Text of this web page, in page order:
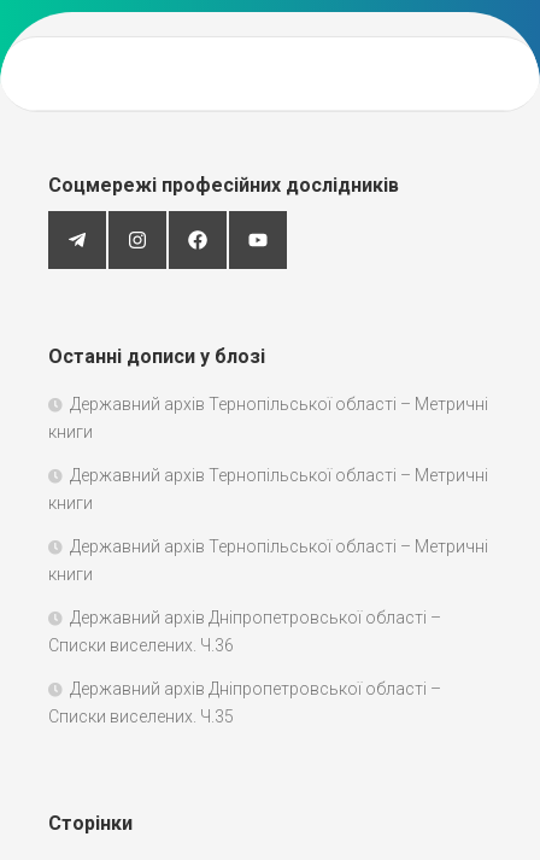
Соцмережі професійних дослідників
Останні дописи у блозі
Державний архів Тернопільської області – Метричні
книги
Державний архів Тернопільської області – Метричні
книги
Державний архів Тернопільської області – Метричні
книги
Державний архів Дніпропетровської області –
Списки виселених. Ч.36
Державний архів Дніпропетровської області –
Списки виселених. Ч.35
Сторінки